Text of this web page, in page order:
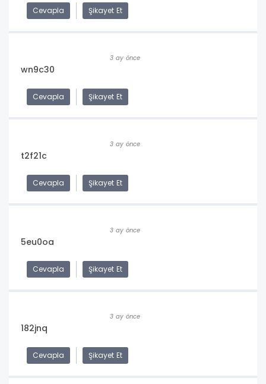
Cevapla Şikayet Et
3 ay önce
wn9c30
Cevapla Şikayet Et
3 ay önce
t2f21c
Cevapla Şikayet Et
3 ay önce
5eu0oa
Cevapla Şikayet Et
3 ay önce
182jnq
Cevapla Şikayet Et